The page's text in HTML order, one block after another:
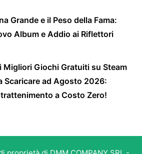
Grande e il Peso della Fama:
Album e Addio ai Riflettori
Migliori Giochi Gratuiti su Steam
Scaricare ad Agosto 2026:
a Costo Zero!